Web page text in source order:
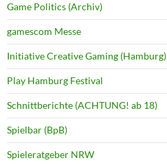
Game Politics (Archiv)
gamescom Messe
Initiative Creative Gaming (Hamburg)
Play Hamburg Festival
Schnittberichte (ACHTUNG! ab 18)
Spielbar (BpB)
Spieleratgeber NRW